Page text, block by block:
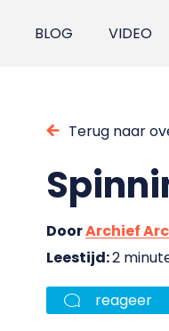
BLOG VIDEO
Terug naar
DoorArchief
Leestijd:2
reageer